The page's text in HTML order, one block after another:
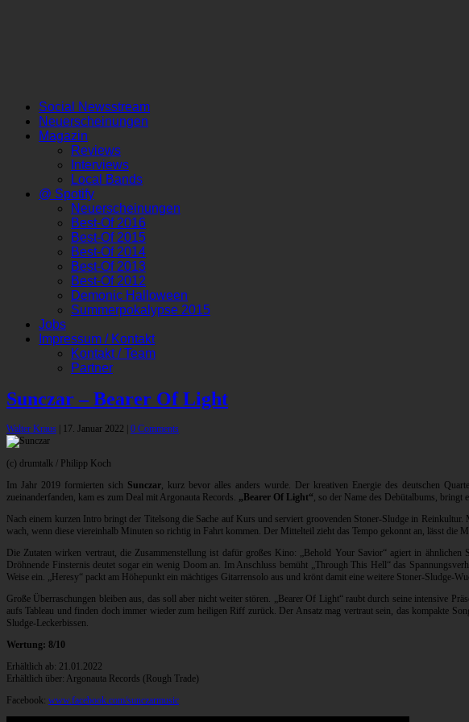
Social Newsstream
Neuerscheinungen
Magazin
Reviews
Interviews
Local Bands
@ Spotify
Neuerscheinungen
Best-Of 2016
Best-Of 2015
Best-Of 2014
Best-Of 2013
Best-Of 2012
Demonic Halloween
Summerpokalypse 2015
Jobs
Impressum / Kontakt
Kontakt / Team
Partner
Sunczar – Bearer Of Light
Walter Kraus 17. Januar 2022 0 Comments
(c) drumtalk / Philipp Koch
Im Jahr 2019 formierten sich Sunczar, kurz bevor alles anders wurde. Der kreativen Energie des deutschen
zueinanderfanden, kam es zum Deal mit Argonauta Records. „Bearer Of Light“, so der Name des Debütalbums,
Nach einem kurzen Intro bringt der Titelsong die Sache auf Kurs und serviert groovenden Stoner-Sludge in
wach, wenn diese viereinhalb Minuten so richtig in Fahrt kommen. Der Mittelteil zieht das Tempo gekonnt an, lässt die
Die Zutaten wirken vertraut, die Zusammenstellung ist dafür großes Kino: „Behold Your Savior“ agiert in
Dröhnende Finsternis deutet sogar ein wenig Doom an. Im Anschluss bemüht „Through This Hell“ das
Weise ein. „Heresy“ packt am Höhepunkt ein mächtiges Gitarrensolo aus und krönt damit eine weitere Stoner-Sludge-
Große Überraschungen bleiben aus, das soll aber nicht weiter stören. „Bearer Of Light“ raubt durch seine intensive
aufs Tableau und finden doch immer wieder zum heiligen Riff zurück. Der Ansatz mag vertraut sein, das kompakte
Sludge-Leckerbissen.
Wertung: 8/10
Erhältlich ab: 21.01.2022
Erhältlich über: Argonauta Records (Rough Trade)
Facebook: www.facebook.com/sunczarmusic